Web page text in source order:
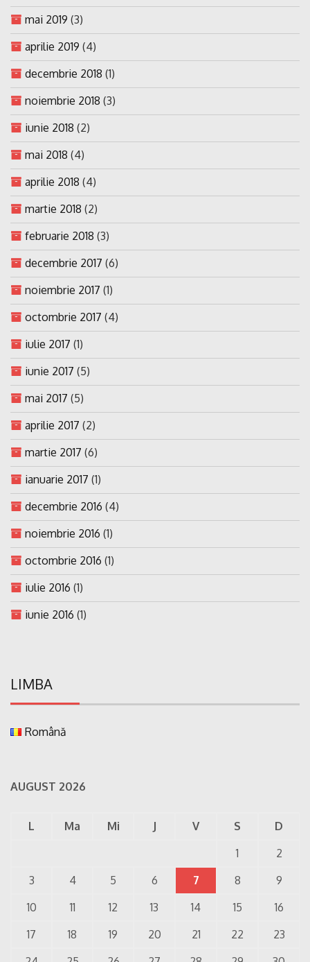
mai 2019 (3)
aprilie 2019 (4)
decembrie 2018 (1)
noiembrie 2018 (3)
iunie 2018 (2)
mai 2018 (4)
aprilie 2018 (4)
martie 2018 (2)
februarie 2018 (3)
decembrie 2017 (6)
noiembrie 2017 (1)
octombrie 2017 (4)
iulie 2017 (1)
iunie 2017 (5)
mai 2017 (5)
aprilie 2017 (2)
martie 2017 (6)
ianuarie 2017 (1)
decembrie 2016 (4)
noiembrie 2016 (1)
octombrie 2016 (1)
iulie 2016 (1)
iunie 2016 (1)
LIMBA
Română
AUGUST 2026
L Ma Mi J V S
D
1
2
3
4 5 6 7 8
9
10
11 12 13 14 15
16
17
18 19 20 21 22
23